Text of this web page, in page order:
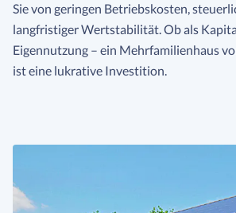
Sie von geringen Betriebskosten,
langfristiger Wertstabilität. Ob als
Eigennutzung – ein Mehrfamilienhaus
ist eine lukrative Investition.